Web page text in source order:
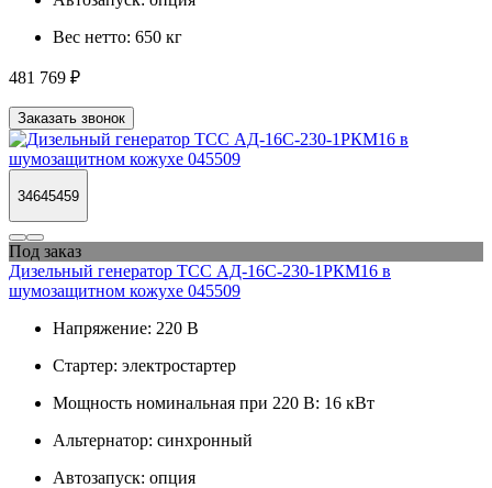
Вес нетто: 650 кг
481 769 ₽
Заказать звонок
34645459
Под заказ
Дизельный генератор ТСС АД-16С-230-1РКМ16 в
шумозащитном кожухе 045509
Напряжение: 220 В
Стартер: электростартер
Мощность номинальная при 220 В: 16 кВт
Альтернатор: синхронный
Автозапуск: опция